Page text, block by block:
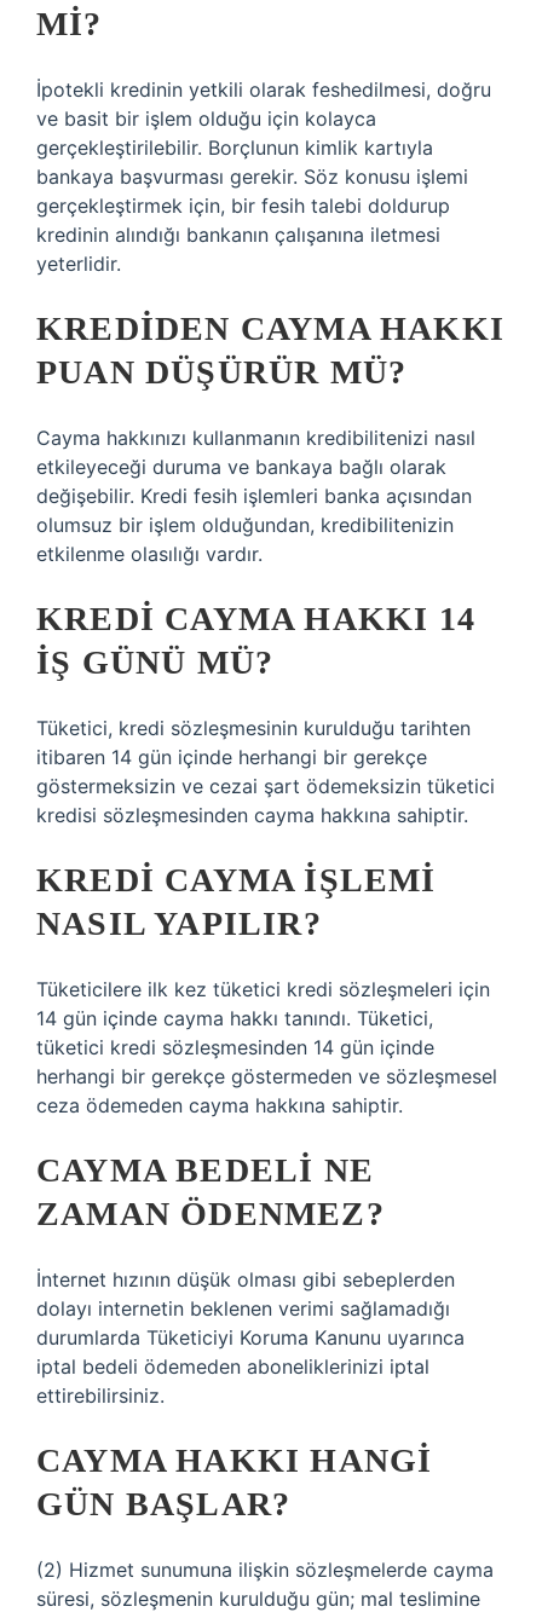
MI?
İpotekli kredinin yetkili olarak feshedilmesi, doğru
ve basit bir işlem olduğu için kolayca
gerçekleştirilebilir. Borçlunun kimlik kartıyla
bankaya başvurması gerekir. Söz konusu işlemi
gerçekleştirmek için, bir fesih talebi doldurup
kredinin alındığı bankanın çalışanına iletmesi
yeterlidir.
KREDIDEN CAYMA HAKKI
PUAN DÜŞÜRÜR MÜ?
Cayma hakkınızı kullanmanın kredibilitenizi nasıl
etkileyeceği duruma ve bankaya bağlı olarak
değişebilir. Kredi fesih işlemleri banka açısından
olumsuz bir işlem olduğundan, kredibilitenizin
etkilenme olasılığı vardır.
KREDI CAYMA HAKKI 14
IŞ GÜNÜ MÜ?
Tüketici, kredi sözleşmesinin kurulduğu tarihten
itibaren 14 gün içinde herhangi bir gerekçe
göstermeksizin ve cezai şart ödemeksizin tüketici
kredisi sözleşmesinden cayma hakkına sahiptir.
KREDI CAYMA IŞLEMI
NASIL YAPILIR?
Tüketicilere ilk kez tüketici kredi sözleşmeleri için
14 gün içinde cayma hakkı tanındı. Tüketici,
tüketici kredi sözleşmesinden 14 gün içinde
herhangi bir gerekçe göstermeden ve sözleşmesel
ceza ödemeden cayma hakkına sahiptir.
CAYMA BEDELI NE
ZAMAN ÖDENMEZ?
İnternet hızının düşük olması gibi sebeplerden
dolayı internetin beklenen verimi sağlamadığı
durumlarda Tüketiciyi Koruma Kanunu uyarınca
iptal bedeli ödemeden aboneliklerinizi iptal
ettirebilirsiniz.
CAYMA HAKKI HANGI
GÜN BAŞLAR?
(2) Hizmet sunumuna ilişkin sözleşmelerde cayma
süresi, sözleşmenin kurulduğu gün; mal teslimine